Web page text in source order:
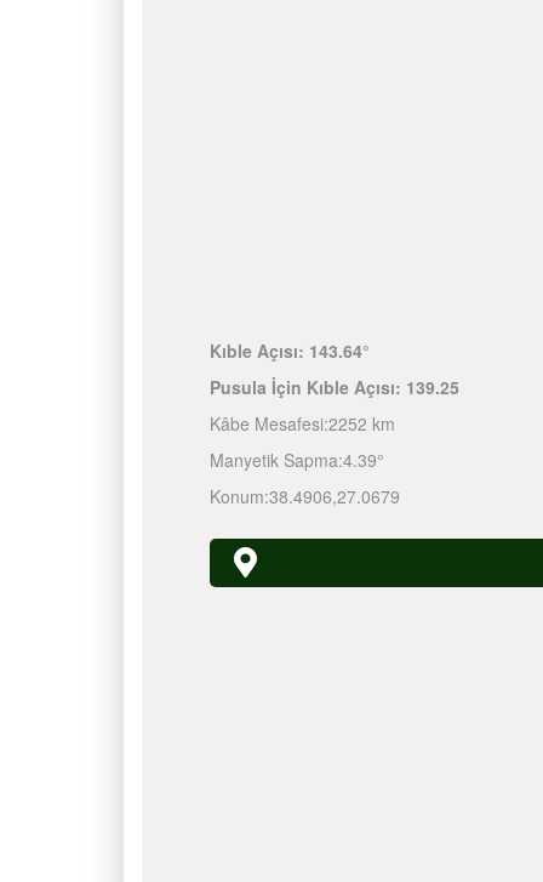
Kıble Açısı: 143.64°
Pusula İçin Kıble Açısı: 139.25
Kâbe Mesafesi:2252 km
Manyetik Sapma:4.39°
Konum:38.4906,27.0679